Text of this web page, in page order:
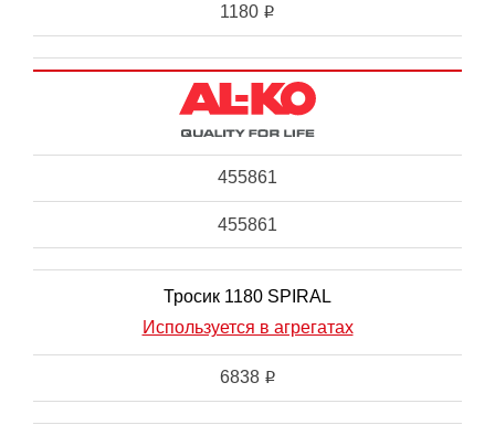
1180 i
455861
455861
Тросик 1180 SPIRAL
Используется в агрегатах
6838 i